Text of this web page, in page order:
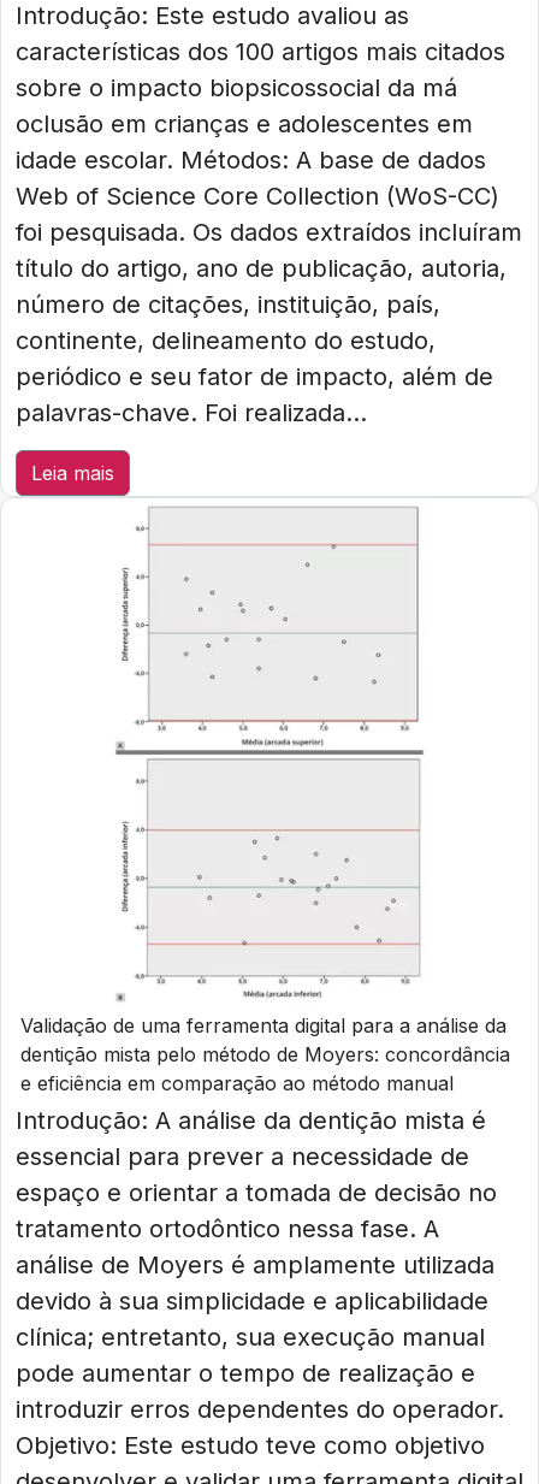
Introdução: Este estudo avaliou as
características dos 100 artigos mais citados
sobre o impacto biopsicossocial da má
oclusão em crianças e adolescentes em
idade escolar. Métodos: A base de dados
Web of Science Core Collection (WoS-CC)
foi pesquisada. Os dados extraídos incluíram
título do artigo, ano de publicação, autoria,
número de citações, instituição, país,
continente, delineamento do estudo,
periódico e seu fator de impacto, além de
palavras-chave. Foi realizada...
Leia mais
Validação de uma ferramenta digital para a análise da
dentição mista pelo método de Moyers: concordância
e eficiência em comparação ao método manual
Introdução: A análise da dentição mista é
essencial para prever a necessidade de
espaço e orientar a tomada de decisão no
tratamento ortodôntico nessa fase. A
análise de Moyers é amplamente utilizada
devido à sua simplicidade e aplicabilidade
clínica; entretanto, sua execução manual
pode aumentar o tempo de realização e
introduzir erros dependentes do operador.
Objetivo: Este estudo teve como objetivo